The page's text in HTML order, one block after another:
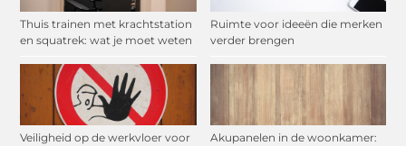
Thuis trainen met krachtstation
en squatrek: wat je moet weten
Ruimte voor ideeën die merken
verder brengen
Veiligheid op de werkvloer voor
Akupanelen in de woonkamer: